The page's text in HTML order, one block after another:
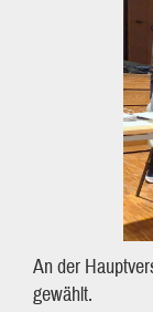
An der
gewählt.